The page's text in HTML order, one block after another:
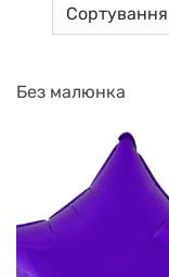
Без малюнка